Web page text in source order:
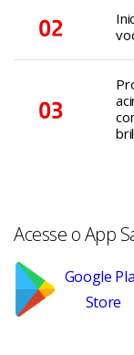
Acesse o App
Google
Store